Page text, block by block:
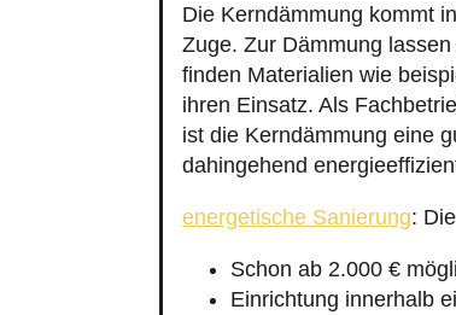
Die Kerndämmung kommt
Zuge. Zur Dämmung
finden Materialien wie
ihren Einsatz. Als
ist die Kerndämmung eine
dahingehend
energetische Sanierung:
Schon ab 2.000 €
Einrichtung innerhalb